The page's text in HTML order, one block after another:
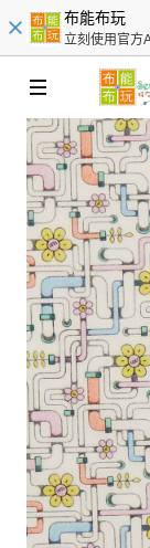
布能布玩
立刻使用官方